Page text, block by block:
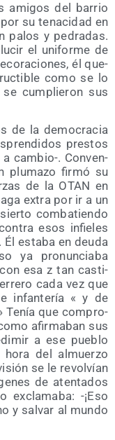
ami­gos del barrio
su tena­ci­dad en
palos y pedra­das.
el uni­for­me de
él que­
como se lo
cum­plie­ron sus
de la demo­cra­cia
pres­tos
cam­bio-. Con­ven­
plu­ma­zo fir­mó su
de la OTAN en
extra por ir a un
com­ba­tien­do
esos infie­les
Él esta­ba en deu­da
ya pro­nun­cia­ba
esa z tan cas­ti­
cada vez que
infan­te­ría « y de
Tenía que com­pro­
afir­ma­ban sus
a ese pue­blo
del almuer­zo
se le revol­vían
de aten­ta­dos
excla­ma­ba: -¡Eso
y sal­var al mun­do